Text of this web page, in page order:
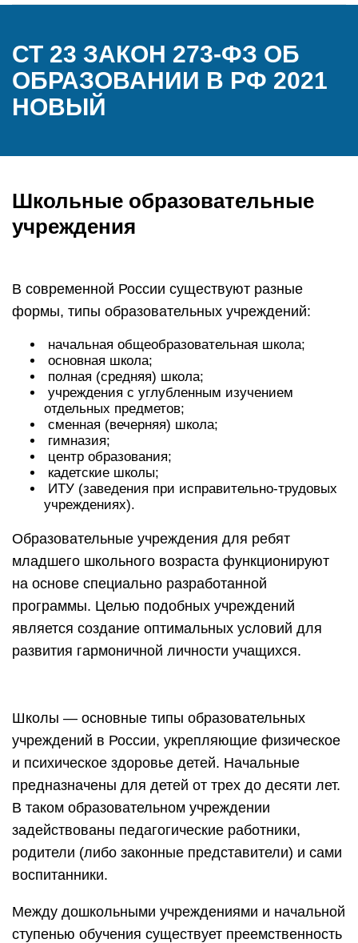
СТ 23 ЗАКОН 273-ФЗ ОБ
ОБРАЗОВАНИИ В РФ 2021
НОВЫЙ
Школьные образовательные
учреждения
В современной России существуют разные
формы, типы образовательных учреждений:
начальная общеобразовательная школа;
основная школа;
полная (средняя) школа;
учреждения с углубленным изучением
отдельных предметов;
сменная (вечерняя) школа;
гимназия;
центр образования;
кадетские школы;
ИТУ (заведения при исправительно-трудовых
учреждениях).
Образовательные учреждения для ребят
младшего школьного возраста функционируют
на основе специально разработанной
программы. Целью подобных учреждений
является создание оптимальных условий для
развития гармоничной личности учащихся.
Школы — основные типы образовательных
учреждений в России, укрепляющие физическое
и психическое здоровье детей. Начальные
предназначены для детей от трех до десяти лет.
В таком образовательном учреждении
задействованы педагогические работники,
родители (либо законные представители) и сами
воспитанники.
Между дошкольными учреждениями и начальной
ступенью обучения существует преемственность